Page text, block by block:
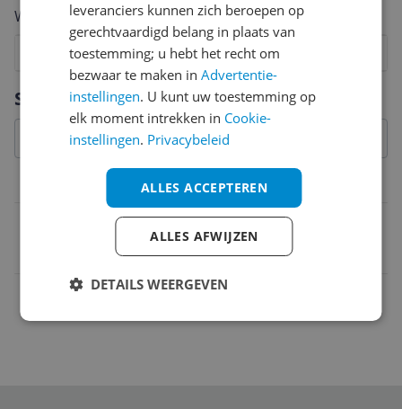
Specificaties
Belangrijkste kenmerken
5411212361189
Welk cijfer geef jij dit product?
7
6
5
4
3
2
leveranciers kunnen zich beroepen op
gerechtvaardigd belang in plaats van
toestemming; u hebt het recht om
bezwaar te maken inAdvertentie-
instellingen. U kunt uw toestemming op
elk moment intrekken in Cookie-
instellingen. Privacybeleid
ALLES ACCEPTEREN
ALLES AFWIJZEN
DETAILS WEERGEVEN